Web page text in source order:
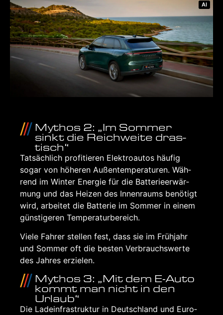
AI
Mythos 2: „Im Som­mer
sinkt die Reich­wei­te dras­
tisch“
Tat­säch­lich pro­fi­tie­ren Elek­tro­au­tos häu­fig
sogar von höhe­ren Außen­tem­pe­ra­tu­ren. Wäh­
rend im Win­ter Ener­gie für die Bat­te­rie­er­wär­
mung und das Hei­zen des Innen­raums benö­tigt
wird, arbei­tet die Bat­te­rie im Som­mer in einem
güns­ti­ge­ren Tem­pe­ra­tur­be­reich.
Vie­le Fah­rer stel­len fest, dass sie im Früh­jahr
und Som­mer oft die bes­ten Ver­brauchs­wer­te
des Jah­res erzie­len.
Mythos 3: „Mit dem E‑Auto
kommt man nicht in den
Urlaub“
Die Lade­infra­struk­tur in Deutsch­land und Euro­